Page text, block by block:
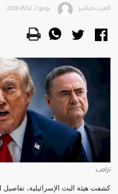
العرب مباشر يونيو 2, 2026 05:52
ترامب
كشفت هيئة البث الإسرائيلية، تفاصيل